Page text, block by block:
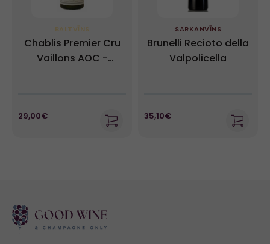
BALTVĪNS
Chablis Premier Cru
Vaillons AOC -
29,00€
SARKANVĪNS
Brunelli Recioto della
Valpolicella
35,10€